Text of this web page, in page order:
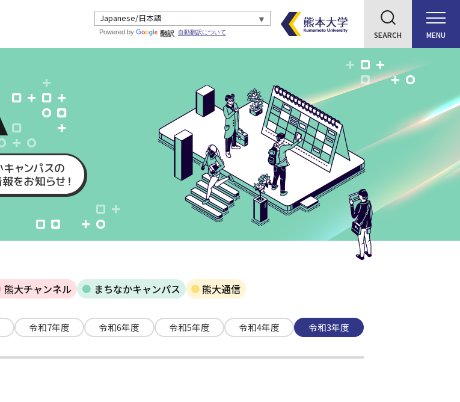
Powered by 翻訳 自動翻訳について SEARCH
熊大チャンネル まちなかキャンパス 熊大通信
令和7年度 令和6年度 令和5年度 令和4年度 令和3年度
MENU